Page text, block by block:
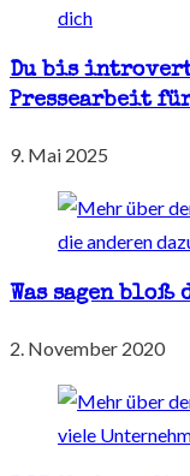
Du bis
Pressearbeit
9. Mai 2025
Was sagen bloß
2. November 2020